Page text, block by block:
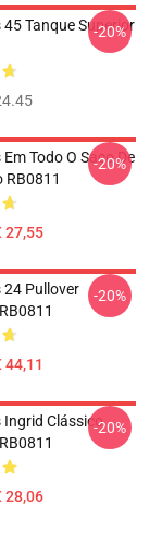
45 Tanque Superior
-20%
Todo O Saco De
RB0811
27,55
-20%
24 Pullover
44,11
-20%
Ingrid Clássico
28,06
-20%